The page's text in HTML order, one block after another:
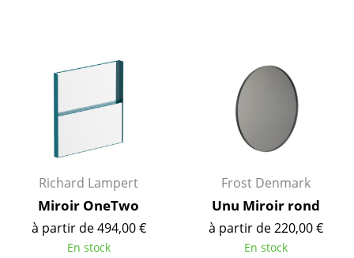
Horloges
Miroirs
Figurines & Miniatures
Plateaux
Accessoires de bureau
Richard Lampert
Miroir OneTwo
à partir de 494,00 €
En stock
Frost Denmark
Unu Miroir rond
à partir de 220,00 €
En stock